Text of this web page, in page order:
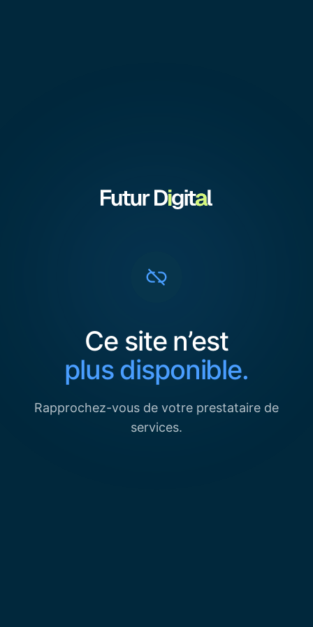
Ce site n’est
plus disponible.
Rapprochez-vous de votre prestataire de
services.